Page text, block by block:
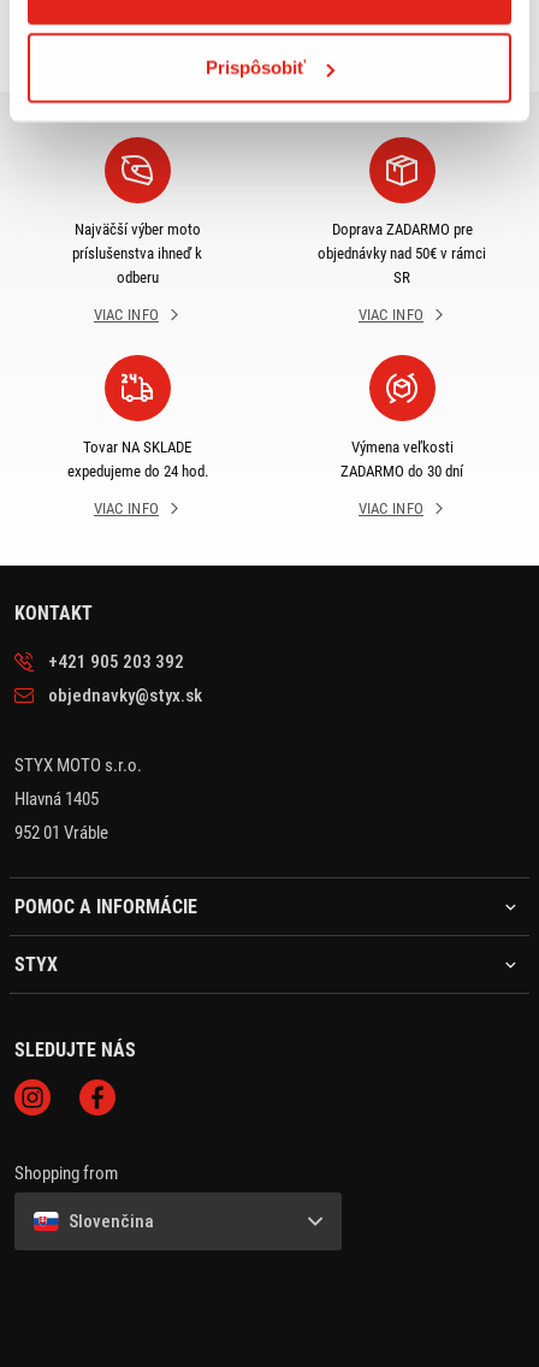
Prispôsobiť
Najväčší výber moto
príslušenstva ihneď k
odberu
VIAC INFO
Doprava ZADARMO pre
objednávky nad 50€ v rámci
SR
VIAC INFO
Tovar NA SKLADE
expedujeme do 24 hod.
VIAC INFO
Výmena veľkosti
ZADARMO do 30 dní
VIAC INFO
KONTAKT
+421 905 203 392
objednavky@styx.sk
STYX MOTO s.r.o.
Hlavná 1405
952 01 Vráble
POMOC A INFORMÁCIE
STYX
SLEDUJTE NÁS
Shopping from
Slovenčina